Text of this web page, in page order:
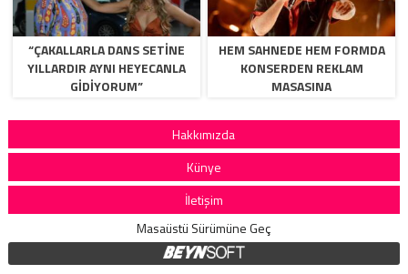
“ÇAKALLARLA DANS SETINE
YILLARDIR AYNI HEYECANLA
GIDIYORUM”
HEM SAHNEDE HEM FORMDA
KONSERDEN REKLAM
MASASINA
Hakkımızda
Künye
İletişim
Masaüstü Sürümüne Geç